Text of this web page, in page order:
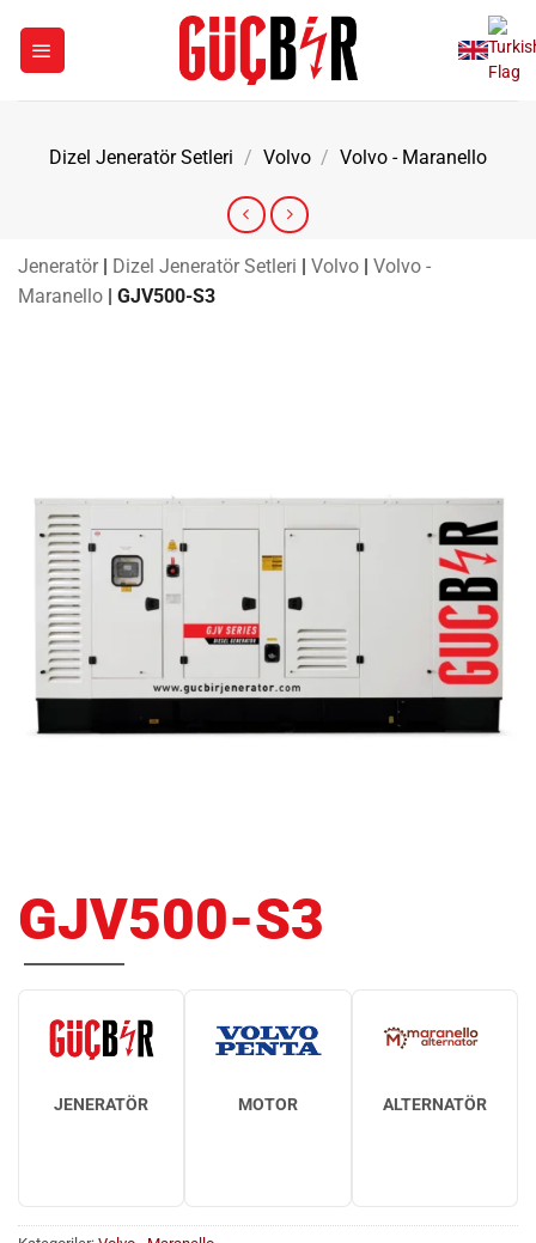
Dizel Jeneratör Setleri / Volvo / Volvo - Maranello
Jeneratör | Dizel Jeneratör Setleri | Volvo | Volvo -
Maranello | GJV500-S3
GJV500-S3
JENERATÖR MOTOR ALTERNATÖR